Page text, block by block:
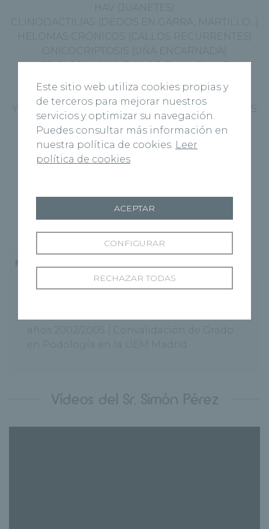
HAV (JUANETES)
CLINODACTILIAS (DEDOS EN GARRA, MARTILLO...)
HELOMAS CRÓNICOS (CALLOS RECURRENTES)
ONICOCRIPTOSIS (UÑA ENCARNADA)
METATARSALGIAS (DOLOR EN LA PLANTA)
ATRAPAMIENTOS NERVIOSOS (NEUROMA DE
MORTON, SINDROME SENO TARSIANO)
YATROGENIAS QUIRÚRGICAS (CIRUGÍAS PREVIAS
NO SATISFACTORIAS O NO RESOLUTIVAS)
DEFORMIDADES CONGENITAS (PIE ZAMBO PIE
EQUINO-VARO PIE PLANO VALGO)
SECUELAS DE ACCIDENTES O GRANDES
TUMORACIONES
PIE DIABÉTICO
Vídeos del Sr. Simón Pérez
Este sitio web utiliza cookies propias y
de terceros para mejorar nuestros
servicios y optimizar su navegación.
Puedes consultar más información en
nuestra política de cookies. Leer
política de cookies
RECHAZAR TODAS
CONFIGURAR
ACEPTAR